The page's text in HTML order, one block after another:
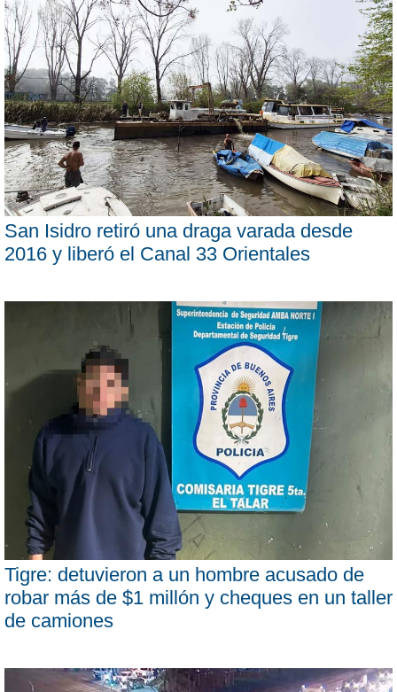
San Isidro retiró una draga varada desde
2016 y liberó el Canal 33 Orientales
Tigre: detuvieron a un hombre acusado de
robar más de $1 millón y cheques en un taller
de camiones